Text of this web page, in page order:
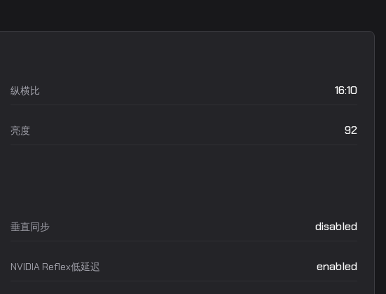
纵横比 16:10
亮度 92
垂直同步 disabled
NVIDIA Reflex低延迟 enabled